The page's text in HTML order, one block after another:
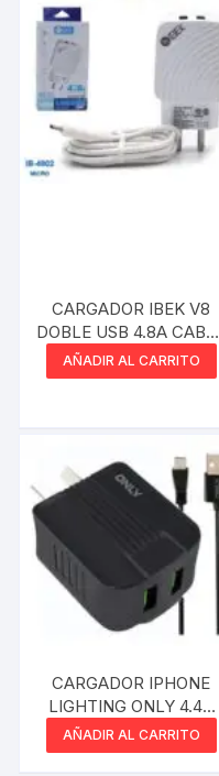
CARGADOR IBEK V8
DOBLE USB 4.8A CABLE
MICRO USB
AÑADIR AL CARRITO
CARGADOR IPHONE
LIGHTING ONLY 4.4A
2xUSB CABLE
SEPARADO
AÑADIR AL CARRITO